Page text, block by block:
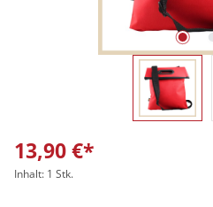
13,90 €*
Inhalt: 1 Stk.